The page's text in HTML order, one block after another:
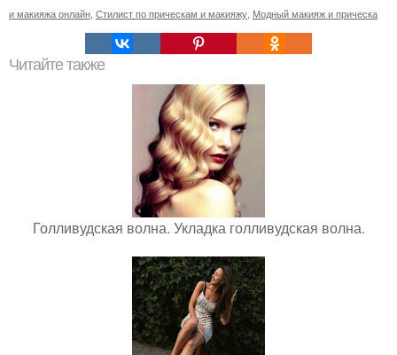
и макияжа онлайн Стилист по прическам и макияжу Модный макияж и прическа
Читайте также
Голливудская волна. Укладка голливудская волна.